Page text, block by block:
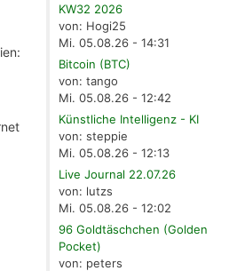
KW32 2026
von: Hogi25
Mi. 05.08.26 - 14:31
Bitcoin (BTC)
von: tango
Mi. 05.08.26 - 12:42
Künstliche Intelligenz - KI
von: steppie
Mi. 05.08.26 - 12:13
Live Journal 22.07.26
von: lutzs
Mi. 05.08.26 - 12:02
96 Goldtäschchen (Golden
Pocket)
von: peters